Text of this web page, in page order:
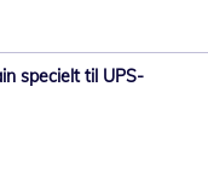
specielt til UPS-